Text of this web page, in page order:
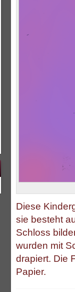
Diese
sie besteht
Schloss
wurden mit
drapiert. Die
Papier.